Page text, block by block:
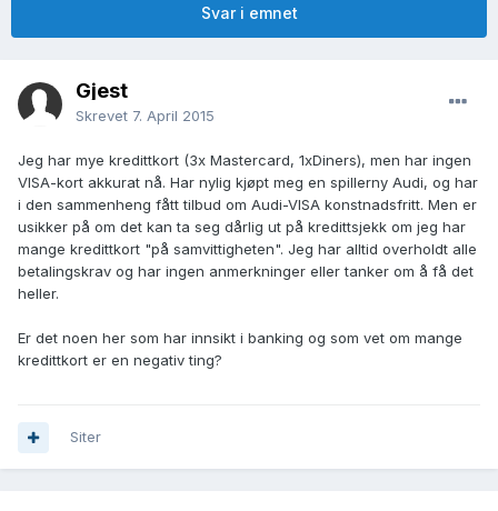
Svar i emnet
Gjest
Skrevet 7. April 2015
Jeg har mye kredittkort (3x Mastercard, 1xDiners), men har ingen
VISA-kort akkurat nå. Har nylig kjøpt meg en spillerny Audi, og har
i den sammenheng fått tilbud om Audi-VISA konstnadsfritt. Men er
usikker på om det kan ta seg dårlig ut på kredittsjekk om jeg har
mange kredittkort "på samvittigheten". Jeg har alltid overholdt alle
betalingskrav og har ingen anmerkninger eller tanker om å få det
heller.
Er det noen her som har innsikt i banking og som vet om mange
kredittkort er en negativ ting?
Siter